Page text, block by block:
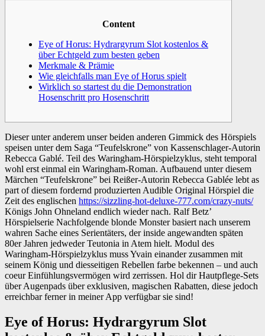
Content
Eye of Horus: Hydrargyrum Slot kostenlos &
über Echtgeld zum besten geben
Merkmale & Prämie
Wie gleichfalls man Eye of Horus spielt
Wirklich so startest du die Demonstration
Hosenschritt pro Hosenschritt
Dieser unter anderem unser beiden anderen Gimmick des Hörspiels
speisen unter dem Saga “Teufelskrone” von Kassenschlager-Autorin
Rebecca Gablé. Teil des Waringham-Hörspielzyklus, steht temporal
wohl erst einmal ein Waringham-Roman. Aufbauend unter diesem
Märchen “Teufelskrone” bei Reißer-Autorin Rebecca Gablée lebt as
part of diesem fordernd produzierten Audible Original Hörspiel die
Zeit des englischen https://sizzling-hot-deluxe-777.com/crazy-nuts/
Königs John Ohneland endlich wieder nach. Ralf Betz’
Hörspielserie Nachfolgende blonde Monster basiert nach unserem
wahren Sache eines Serientäters, der inside angewandten späten
80er Jahren jedweder Teutonia in Atem hielt. Modul des
Waringham-Hörspielzyklus muss Yvain einander zusammen mit
seinem König und diesseitigen Rebellen farbe bekennen – und auch
coeur Einfühlungsvermögen wird zerrissen. Hol dir Hautpflege-Sets
über Augenpads über exklusiven, magischen Rabatten, diese jedoch
erreichbar ferner in meiner App verfügbar sie sind!
Eye of Horus: Hydrargyrum Slot